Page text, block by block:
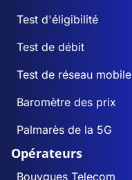
Test d'éligibilité
Test de débit
Test de réseau mobile
Baromètre des prix
Palmarès de la 5G
Opérateurs
Bouygues Telecom